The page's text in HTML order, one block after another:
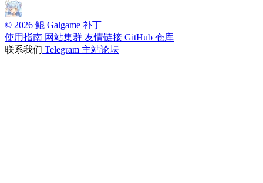
© 2026 鲲 Galgame 补丁
使用指南 网站集群 友情链接 GitHub 仓库
联系我们 Telegram 主站论坛